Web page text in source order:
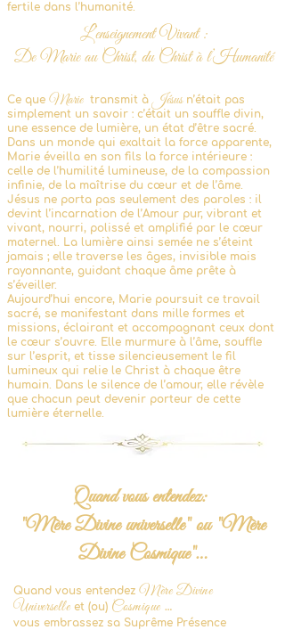
fertile dans l’humanité.
L’enseignement Vivant :
De Marie au Christ, du Christ à l’Humanité
Ce que Marie transmit à Jésus n’était pas
simplement un savoir : c’était un souffle divin,
une essence de lumière, un état d’être sacré.
Dans un monde qui exaltait la force apparente,
Marie éveilla en son fils la force intérieure :
celle de l’humilité lumineuse, de la compassion
infinie, de la maîtrise du cœur et de l’âme.
Jésus ne porta pas seulement des paroles : il
devint l’incarnation de l’Amour pur, vibrant et
vivant, nourri, polissé et amplifié par le cœur
maternel. La lumière ainsi semée ne s’éteint
jamais ; elle traverse les âges, invisible mais
rayonnante, guidant chaque âme prête à
s’éveiller.
Aujourd’hui encore, Marie poursuit ce travail
sacré, se manifestant dans mille formes et
missions, éclairant et accompagnant ceux dont
le cœur s’ouvre. Elle murmure à l’âme, souffle
sur l’esprit, et tisse silencieusement le fil
lumineux qui relie le Christ à chaque être
humain. Dans le silence de l’amour, elle révèle
que chacun peut devenir porteur de cette
lumière éternelle.
Quand vous entendez:
"Mère Divine universelle" ou "Mère
Divine Cosmique"…
Quand vous entendez Mère Divine
Universelle et (ou) Cosmique …
vous embrassez sa Suprême Présence